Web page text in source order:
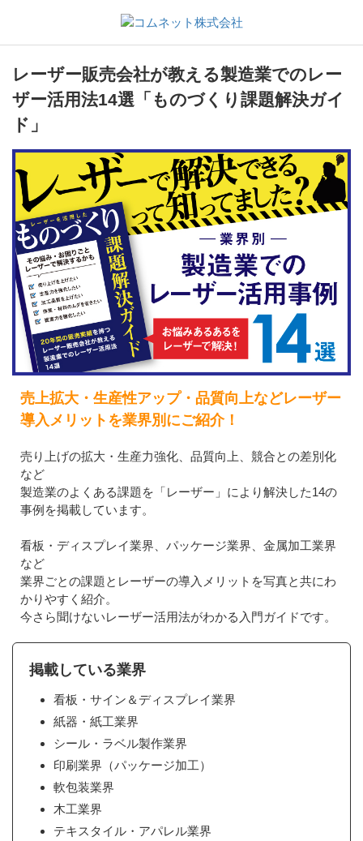
レーザー販売会社が教える製造業でのレー
ザー活用法14選「ものづくり課題解決ガイ
ド」
売上拡大・生産性アップ・品質向上などレーザー
導入メリットを業界別にご紹介！
売り上げの拡大・生産力強化、品質向上、競合との差別化
など
製造業のよくある課題を「レーザー」により解決した14の
事例を掲載しています。
看板・ディスプレイ業界、パッケージ業界、金属加工業界
など
業界ごとの課題とレーザーの導入メリットを写真と共にわ
かりやすく紹介。
今さら聞けないレーザー活用法がわかる入門ガイドです。
掲載している業界
看板・サイン＆ディスプレイ業界
紙器・紙工業界
シール・ラベル製作業界
印刷業界（パッケージ加工）
軟包装業界
木工業界
テキスタイル・アパレル業界